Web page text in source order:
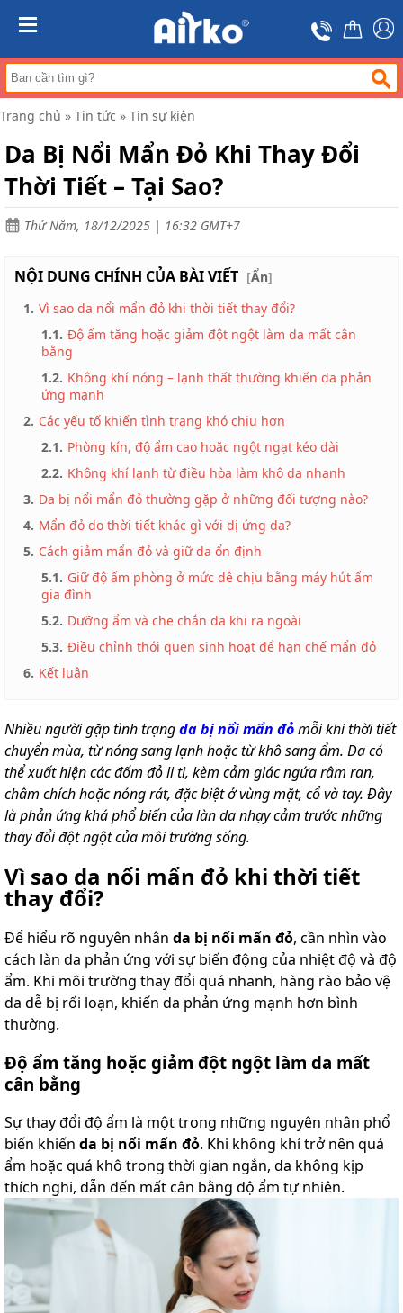
Trang
chủ
Máy
hút
ẩm
Máy
không
hòa
di
nghiệp
Tin
Trang chủ » Tin tức » Tin sự kiện
Da Bị Nổi Mẩn Đỏ Khi Thay Đổi
Thời Tiết – Tại Sao?
Thứ Năm, 18/12/2025 | 16:32 GMT+7
NỘI DUNG CHÍNH CỦA BÀI VIẾT [Ẩn]
1. Vì sao da nổi mẩn đỏ khi thời tiết thay đổi?
1.1. Độ ẩm tăng hoặc giảm đột ngột làm da mất cân
bằng
1.2. Không khí nóng – lạnh thất thường khiến da phản
ứng mạnh
2. Các yếu tố khiến tình trạng khó chịu hơn
2.1. Phòng kín, độ ẩm cao hoặc ngột ngạt kéo dài
2.2. Không khí lạnh từ điều hòa làm khô da nhanh
3. Da bị nổi mẩn đỏ thường gặp ở những đối tượng nào?
4. Mẩn đỏ do thời tiết khác gì với dị ứng da?
5. Cách giảm mẩn đỏ và giữ da ổn định
5.1. Giữ độ ẩm phòng ở mức dễ chịu bằng máy hút ẩm
gia đình
5.2. Dưỡng ẩm và che chắn da khi ra ngoài
5.3. Điều chỉnh thói quen sinh hoạt để hạn chế mẩn đỏ
6. Kết luận
Nhiều người gặp tình trạngda bị nổi mẩn đỏmỗi khi thời tiết
chuyển mùa, từ nóng sang lạnh hoặc từ khô sang ẩm. Da có
thể xuất hiện các đốm đỏ li ti, kèm cảm giác ngứa râm ran,
châm chích hoặc nóng rát, đặc biệt ở vùng mặt, cổ và tay. Đây
là phản ứng khá phổ biến của làn da nhạy cảm trước những
thay đổi đột ngột của môi trường sống.
Vì sao da nổi mẩn đỏ khi thời tiết
thay đổi?
Để hiểu rõ nguyên nhân da bị nổi mẩn đỏ, cần nhìn vào
cách làn da phản ứng với sự biến động của nhiệt độ và độ
ẩm. Khi môi trường thay đổi quá nhanh, hàng rào bảo vệ
da dễ bị rối loạn, khiến da phản ứng mạnh hơn bình
thường.
Độ ẩm tăng hoặc giảm đột ngột làm da mất
cân bằng
Sự thay đổi độ ẩm là một trong những nguyên nhân phổ
biến khiến da bị nổi mẩn đỏ. Khi không khí trở nên quá
ẩm hoặc quá khô trong thời gian ngắn, da không kịp
thích nghi, dẫn đến mất cân bằng độ ẩm tự nhiên.